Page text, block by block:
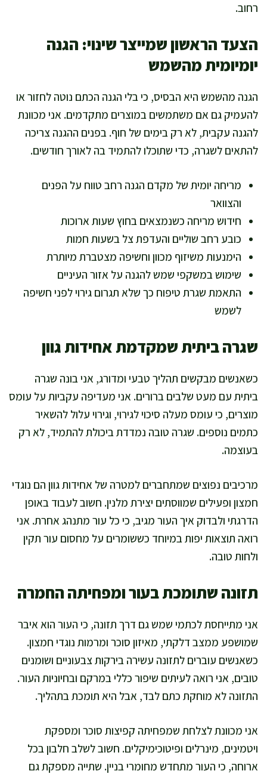
רחוב.
הצעד הראשון שמייצר שינוי: הגנה
יומיומית מהשמש
הגנה מהשמש היא הבסיס, כי בלי הגנה הכתם נוטה לחזור או
להעמיק גם אם משתמשים במוצרים מתקדמים. אני מכוונת
להגנה עקבית, לא רק בימים של חוף. בפנים ההגנה צריכה
להתאים לשגרה, כדי שתוכלו להתמיד בה לאורך חודשים.
מריחה יומית של מקדם הגנה רחב טווח על הפנים
והצוואר
חידוש מריחה כשנמצאים בחוץ שעות ארוכות
כובע רחב שוליים והעדפת צל בשעות חמות
הימנעות משיזוף מכוון וחשיפה מצטברת מיותרת
שימוש במשקפי שמש להגנה על אזור העיניים
התאמת שגרת טיפוח כך שלא תגרום גירוי לפני חשיפה
לשמש
שגרה ביתית שמקדמת אחידות גוון
כשאנשים מבקשים תהליך טבעי ומדורג, אני בונה שגרה
ביתית עם מעט שלבים ברורים. אני מעדיפה עקביות על עומס
מוצרים, כי עומס מעלה סיכוי לגירוי, וגירוי עלול להשאיר
כתמים נוספים. שגרה טובה נמדדת ביכולת להתמיד, לא רק
בעוצמה.
מרכיבים נפוצים שמתחברים למטרה של אחידות גוון הם נוגדי
חמצון ופעילים שמווסתים יצירת מלנין. חשוב לעבוד באופן
הדרגתי ולבדוק איך העור מגיב, כי כל עור מתנהג אחרת. אני
רואה תוצאות יפות במיוחד כששומרים על מחסום עור תקין
ולחות טובה.
תזונה שתומכת בעור ומפחיתה החמרה
אני מתייחסת לכתמי שמש גם דרך תזונה, כי העור הוא איבר
שמושפע ממצב דלקתי, מאיזון סוכר ומרמות נוגדי חמצון.
כשאנשים עוברים לתזונה עשירה בירקות צבעוניים ושומנים
טובים, אני רואה לעיתים שיפור כללי במרקם ובחיוניות העור.
התזונה לא מוחקת כתם לבד, אבל היא תומכת בתהליך.
אני מכוונת לצלחת שמפחיתה קפיצות סוכר ומספקת
ויטמינים, מינרלים ופיטוכימיקלים. חשוב לשלב חלבון בכל
ארוחה, כי העור מתחדש מחומרי בניין. שתייה מספקת גם